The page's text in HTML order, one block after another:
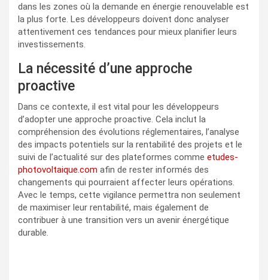
dans les zones où la demande en énergie renouvelable est
la plus forte. Les développeurs doivent donc analyser
attentivement ces tendances pour mieux planifier leurs
investissements.
La nécessité d’une approche
proactive
Dans ce contexte, il est vital pour les développeurs
d’adopter une approche proactive. Cela inclut la
compréhension des évolutions réglementaires, l’analyse
des impacts potentiels sur la rentabilité des projets et le
suivi de l’actualité sur des plateformes comme etudes-
photovoltaique.com afin de rester informés des
changements qui pourraient affecter leurs opérations.
Avec le temps, cette vigilance permettra non seulement
de maximiser leur rentabilité, mais également de
contribuer à une transition vers un avenir énergétique
durable.